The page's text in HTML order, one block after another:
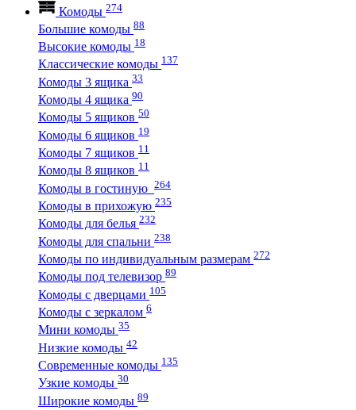
Комоды 274
Большие комоды 88
Высокие комоды 18
Классические комоды 137
Комоды 3 ящика 33
Комоды 4 ящика 90
Комоды 5 ящиков 50
Комоды 6 ящиков 19
Комоды 7 ящиков 11
Комоды 8 ящиков 11
Комоды в гостиную 264
Комоды в прихожую 235
Комоды для белья 232
Комоды для спальни 238
Комоды по индивидуальным размерам 272
Комоды под телевизор 89
Комоды с дверцами 105
Комоды с зеркалом 6
Мини комоды 35
Низкие комоды 42
Современные комоды 135
Узкие комоды 30
Широкие комоды 89